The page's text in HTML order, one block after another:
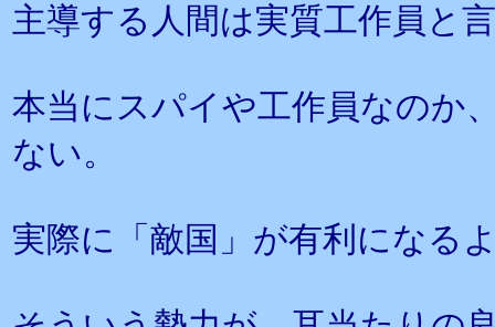
主導する人間は実質工作員と
本当にスパイや工作員なのか
ない。
実際に「敵国」が有利になる